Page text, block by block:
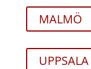
MALMÖ
UPPSALA